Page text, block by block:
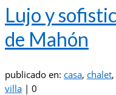
Lujo y
de Mahón
publicado en: casa, chalet,
villa | 0